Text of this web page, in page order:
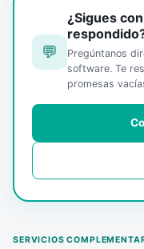
💬
¿Sigues
Pregúntanos
software. Te
promesas
SERVICIOS